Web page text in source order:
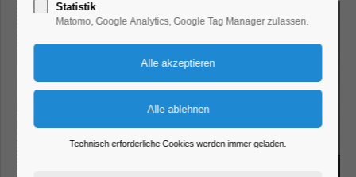
Statistik
Matomo, Google Analytics, Google Tag Manager zulassen.
Technisch erforderliche Cookies werden immer geladen.